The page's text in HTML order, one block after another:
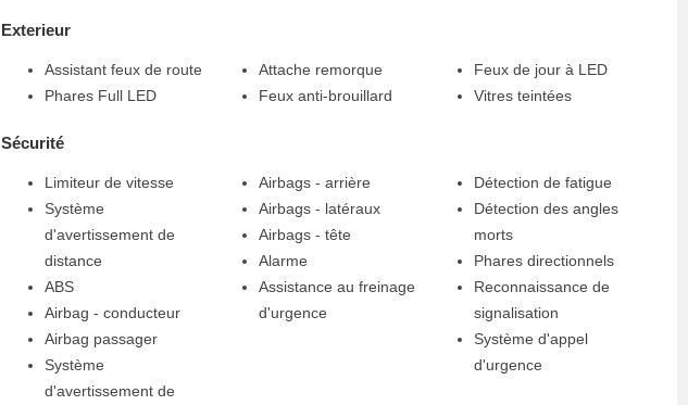
Exterieur
Assistant feux de route
Phares Full LED
Attache remorque
Feux anti-brouillard
Feux de jour à LED
Vitres teintées
Sécurité
Limiteur de vitesse
Système
d'avertissement de
distance
ABS
Airbag - conducteur
Airbag passager
Système
d'avertissement de
Airbags - arrière
Airbags - latéraux
Airbags - tête
Alarme
Assistance au freinage
d'urgence
Détection de fatigue
Détection des angles
morts
Phares directionnels
Reconnaissance de
signalisation
Système d'appel
d'urgence